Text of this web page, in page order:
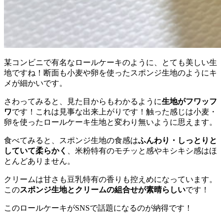
某コンビニで有名なロールケーキのように、とても美しい生
地ですね！断面も小麦や卵を使ったスポンジ生地のようにキ
メが細かいです。
さわってみると、見た目からもわかるように生地がフワッフ
ワです！これは見事な出来上がりです！触った感じは小麦・
卵を使ったロールケーキ生地と変わり無いように思えます。
食べてみると、スポンジ生地の食感はふんわり・しっとりと
していて柔らかく 、米粉特有のモチッと感やキシキシ感はほ
とんどありません。
クリームは甘さも豆乳特有の香りも控えめになっています。
このスポンジ生地とクリームの組合せが素晴らしいです！
このロールケーキがSNSで話題になるのが納得です！